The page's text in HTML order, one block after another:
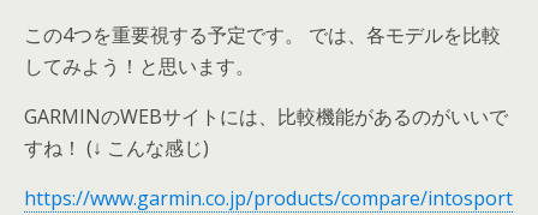
この4つを重要視する予定です。 では、各モデルを比較
してみよう！と思います。
GARMINのWEBサイトには、比較機能があるのがいいで
すね！ (↓ こんな感じ)
https://www.garmin.co.jp/products/compare/intosport